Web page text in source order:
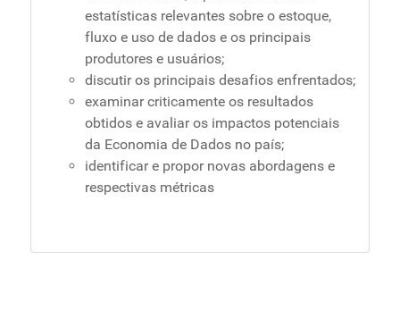
estatísticas relevantes sobre o estoque,
fluxo e uso de dados e os principais
produtores e usuários;
discutir os principais desafios enfrentados;
examinar criticamente os resultados
obtidos e avaliar os impactos potenciais
da Economia de Dados no país;
identificar e propor novas abordagens e
respectivas métricas